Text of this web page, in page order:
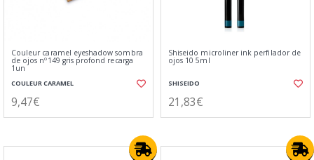
Couleur caramel eyeshadow sombra
de ojos nº149 gris profond recarga
1un
COULEUR CARAMEL
9,47€
Shiseido microliner ink perfilador de
ojos 10 5ml
SHISEIDO
21,83€